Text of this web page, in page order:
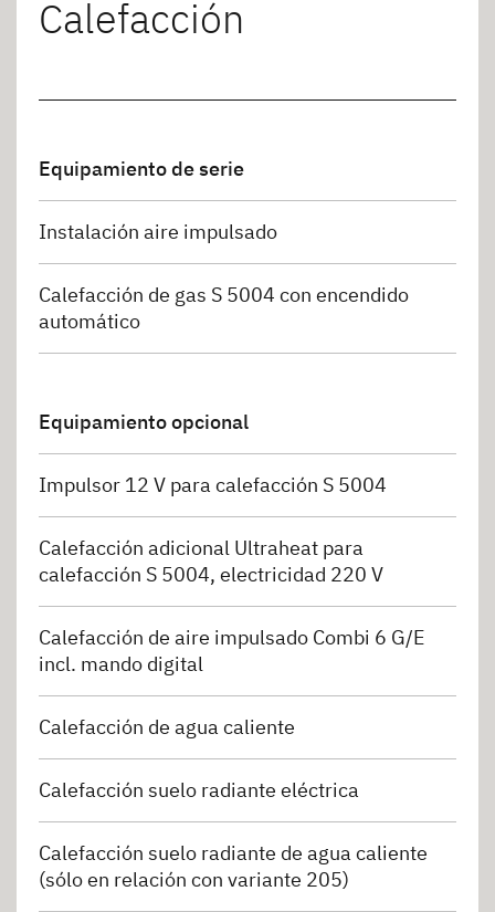
Calefacción
Equipamiento de serie
Instalación aire impulsado
Calefacción de gas S 5004 con encendido
automático
Equipamiento opcional
Impulsor 12 V para calefacción S 5004
Calefacción adicional Ultraheat para
calefacción S 5004, electricidad 220 V
Calefacción de aire impulsado Combi 6 G/E
incl. mando digital
Calefacción de agua caliente
Calefacción suelo radiante eléctrica
Calefacción suelo radiante de agua caliente
(sólo en relación con variante 205)